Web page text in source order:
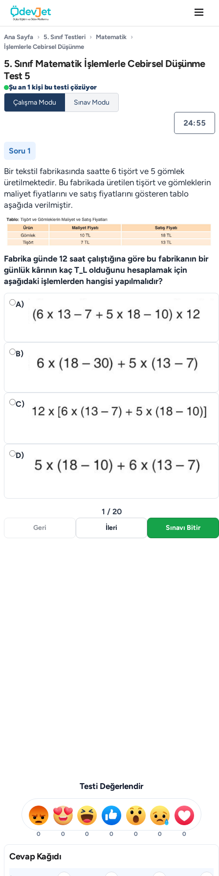
Ana Sayfa › 5. Sınıf Testleri › Matematik ›
İşlemlerle Cebirsel Düşünme
5. Sınıf Matematik İşlemlerle Cebirsel Düşünme
Test 5
Şu an 1 kişi bu testi çözüyor
Çalışma Modu
Sınav Modu
24:55
Soru 1
Bir tekstil fabrikasında saatte 6 tişört ve 5 gömlek
üretilmektedir. Bu fabrikada üretilen tişört ve gömleklerin
maliyet fiyatlarını ve satış fiyatlarını gösteren tablo
aşağıda verilmiştir.
Fabrika günde 12 saat çalıştığına göre bu fabrikanın bir
günlük kârının kaç T_L olduğunu hesaplamak için
aşağıdaki işlemlerden hangisi yapılmalıdır?
A)
B)
C)
D)
Geri
1 / 20
İleri Sınavı Bitir
Testi Değerlendir
0 0 0 0 0 0 0
Cevap Kağıdı